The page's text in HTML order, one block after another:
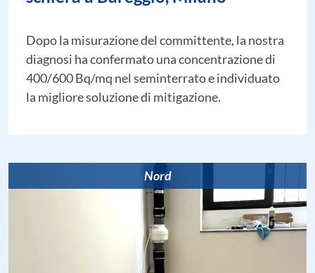
Dopo la misurazione del committente, la nostra
diagnosi ha confermato una concentrazione di
400/600 Bq/mq nel seminterrato e individuato
la migliore soluzione di mitigazione.
Nord